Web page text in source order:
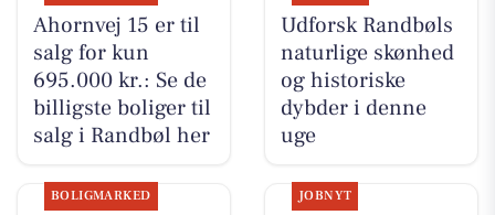
Ahornvej 15 er til
salg for kun
695.000 kr.: Se de
billigste boliger til
salg i Randbøl her
Udforsk Randbøls
naturlige skønhed
og historiske
dybder i denne
uge
BOLIGMARKED JOBNYT